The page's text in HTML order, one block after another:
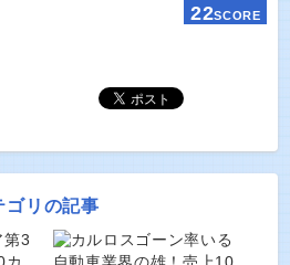
22SCORE
ゴリの記事